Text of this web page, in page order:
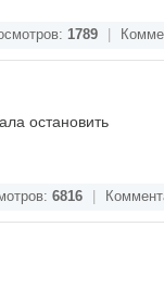
1789
остановить
6816